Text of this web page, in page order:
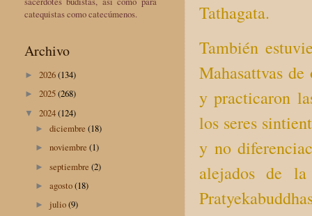
Tathagata.
También
Mahasattvas
y practicaron
los seres
y no
alejados de
catequistas como catecúmenos.
Archivo
► 2026(134)
► 2025(268)
▼ 2024(124)
►diciembre(18)
►noviembre(1)
►septiembre(2)
►agosto(18)
► julio(9)